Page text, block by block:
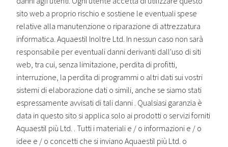
sito web a proprio rischio e sostiene le eventuali spese
relative alla manutenzione o riparazione di attrezzatura
informatica. Aquaestil Inoltre Ltd. In nessun caso non sarà
responsabile per eventuali danni derivanti dall'uso di siti
web, tra cui, senza limitazione, perdita di profitti,
interruzione, la perdita di programmi o altri dati sui vostri
sistemi di elaborazione dati o simili, anche se siamo stati
espressamente avvisati di tali danni . Qualsiasi garanzia è
data in questo sito si applica solo ai prodotti o servizi forniti
Aquaestil più Ltd. . Tutti i materiali e / o informazioni e / o
idee e / o concetti che si inviano Aquaestil più Ltd. o